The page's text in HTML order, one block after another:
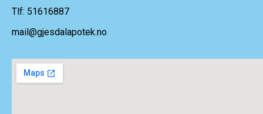
Tlf: 51616887
mail@gjesdalapotek.no